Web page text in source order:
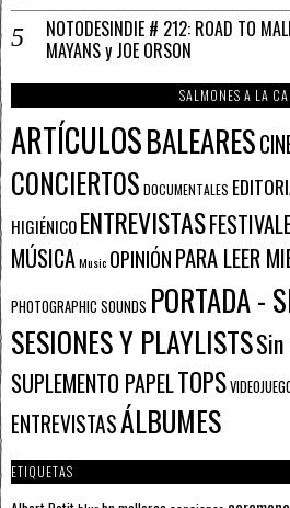
NOTODESINDIE # 212: ROAD TO
MAYANS y JOE ORSON
SALMONES A LA
ARTÍCULOSBALEARES
CONCIERTOS DOCUMENTALES
HIGIÉNICOENTREVISTAS
MÚSICAMusic OPINIÓNPARA LEER
PHOTOGRAPHIC SOUNDS PORTADA -
SESIONES Y PLAYLISTS
SUPLEMENTO PAPELTOPS
ENTREVISTASÁLBUMES
ETIQUETAS